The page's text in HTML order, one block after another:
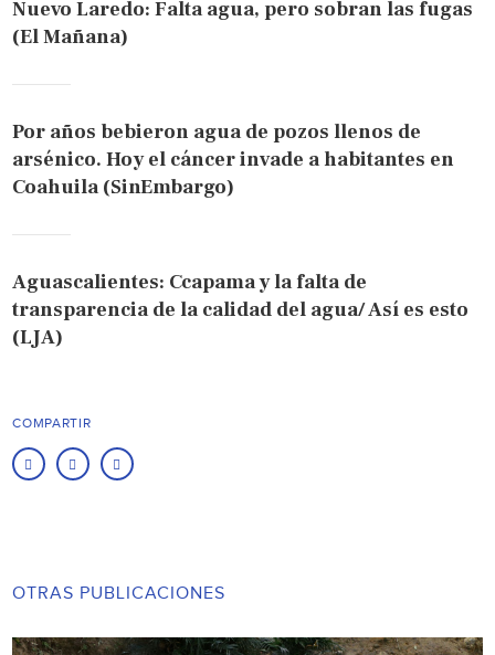
Nuevo Laredo: Falta agua, pero sobran las fugas
(El Mañana)
Por años bebieron agua de pozos llenos de
arsénico. Hoy el cáncer invade a habitantes en
Coahuila (SinEmbargo)
Aguascalientes: Ccapama y la falta de
transparencia de la calidad del agua/ Así es esto
(LJA)
COMPARTIR
OTRAS PUBLICACIONES